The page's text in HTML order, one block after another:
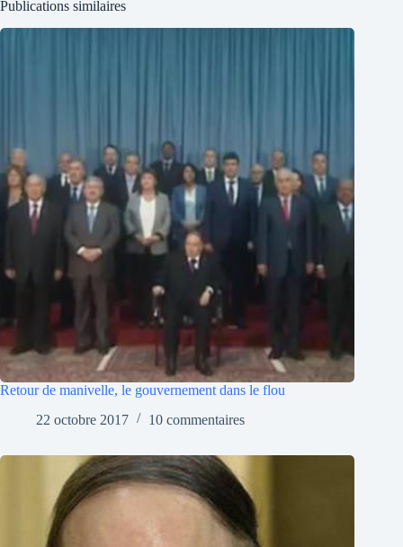
Publications similaires
Retour de manivelle, le gouvernement dans le flou
22 octobre 2017
10 commentaires